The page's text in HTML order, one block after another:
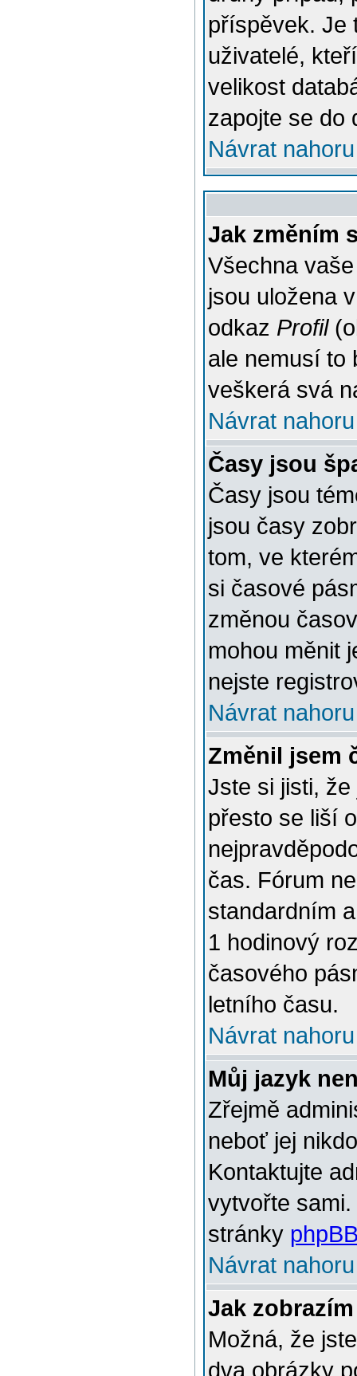
příspěvek. Je
uživatelé,
velikost
zapojte se do
Návrat nahoru
Jak změním
Všechna
jsou uložena
odkaz Profil
ale nemusí to
veškerá svá
Návrat nahoru
Časy jsou
Časy jsou
jsou časy
tom, ve
si časové
změnou
mohou měnit
nejste
Návrat nahoru
Změnil jsem
Jste si jisti,
přesto se liší
čas. Fórum
standardním
1 hodinový
časového
letního času.
Návrat nahoru
Můj jazyk
Zřejmě
neboť jej
Kontaktujte
vytvořte
stránky
Návrat nahoru
Jak
Možná, že
dva obrázky